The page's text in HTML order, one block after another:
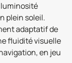
plein soleil.
adaptatif de
fluidité visuelle
en jeu